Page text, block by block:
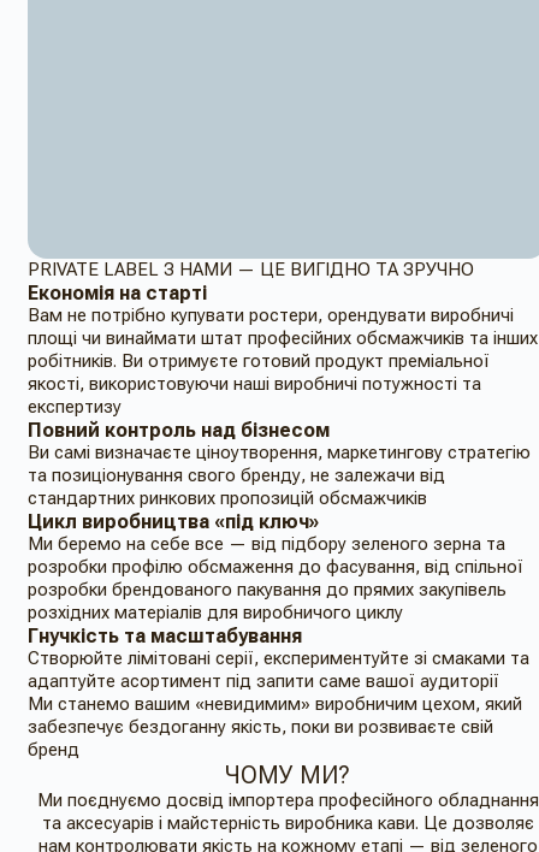
PRIVATE LABEL З НАМИ — ЦЕ ВИГІДНО ТА ЗРУЧНО
Економія на старті
Вам не потрібно купувати ростери, орендувати виробничі
площі чи винаймати штат професійних обсмажчиків та інших
робітників. Ви отримуєте готовий продукт преміальної
якості, використовуючи наші виробничі потужності та
експертизу
Повний контроль над бізнесом
Ви самі визначаєте ціноутворення, маркетингову стратегію
та позиціонування свого бренду, не залежачи від
стандартних ринкових пропозицій обсмажчиків
Цикл виробництва «під ключ»
Ми беремо на себе все — від підбору зеленого зерна та
розробки профілю обсмаження до фасування, від спільної
розробки брендованого пакування до прямих закупівель
розхідних матеріалів для виробничого циклу
Гнучкість та масштабування
Створюйте лімітовані серії, експериментуйте зі смаками та
адаптуйте асортимент під запити саме вашої аудиторії
Ми станемо вашим «невидимим» виробничим цехом, який
забезпечує бездоганну якість, поки ви розвиваєте свій
бренд
ЧОМУ МИ?
Ми поєднуємо досвід імпортера професійного обладнання
та аксесуарів і майстерність виробника кави. Це дозволяє
нам контролювати якість на кожному етапі — від зеленого